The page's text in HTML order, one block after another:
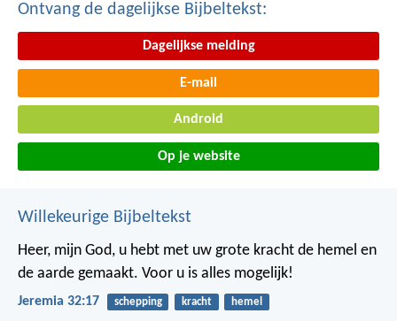
Ontvang de dagelijkse Bijbeltekst:
Dagelijkse melding
E-mail
Android
Op je website
Willekeurige Bijbeltekst
Heer, mijn God, u hebt met uw grote kracht de hemel en
de aarde gemaakt. Voor u is alles mogelijk!
Jeremia 32:17 schepping kracht hemel